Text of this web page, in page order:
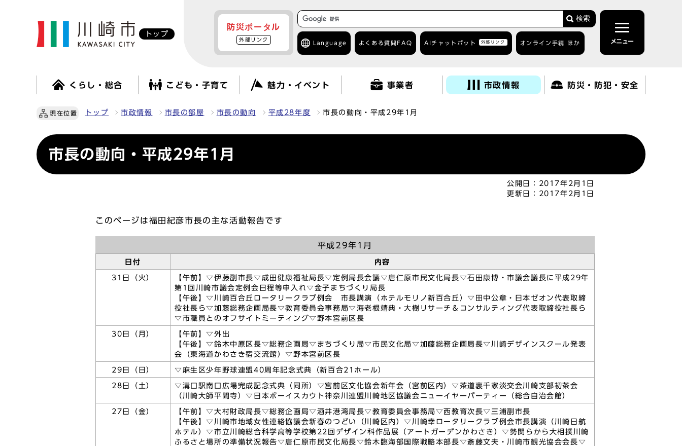
トップ
防災ポータル
外部リンク
検索
Language よくある質問 FAQ AIチャットボット 外部リンク オンライン手続 ほか メニュー
くらし・総合 こども・子育て 魅力・イベント 事業者 市政情報 防災・防犯・安全
現在位置 トップ 市政情報 市長の部屋 市長の動向 平成28年度 市長の動向・平成29年1月
市長の動向・平成29年1月
公開日：
2017年2月1日
更新日：
2017年2月1日
このページは福田紀彦市長の主な活動報告です
平成29年1月
日付 内容
31日（火）
【午前】▽伊藤副市長▽成田健康福祉局長▽定例局長会議▽唐仁原市民文化局長▽石田康博・市議会議長に平成29年
第1回川崎市議会定例会日程等申入れ▽金子まちづくり局長
【午後】▽川崎百合丘ロータリークラブ例会 市長講演（ホテルモリノ新百合丘）▽田中公章・日本ゼオン代表取締
役社長ら▽加藤総務企画局長▽教育委員会事務局▽海老根靖典・大樹リサーチ＆コンサルティング代表取締役社長ら
▽市職員とのオフサイトミーティング▽野本宮前区長
30日（月）
【午前】▽外出
【午後】▽鈴木中原区長▽総務企画局▽まちづくり局▽市民文化局▽加藤総務企画局長▽川崎デザインスクール発表
会（東海道かわさき宿交流館）▽野本宮前区長
29日（日） ▽麻生区少年野球連盟40周年記念式典（新百合21ホール）
28日（土）
▽溝口駅南口広場完成記念式典（同所）▽宮前区文化協会新年会（宮前区内）▽茶道裏千家淡交会川崎支部初茶会
（川崎大師平間寺）▽日本ボーイスカウト神奈川連盟川崎地区協議会ニューイヤーパーティー（総合自治会館）
27日（金）
【午前】▽大村財政局長▽総務企画局▽酒井港湾局長▽教育委員会事務局▽西教育次長▽三浦副市長
【午後】▽川崎市地域女性連絡協議会新春のつどい（川崎区内）▽川崎幸ロータリークラブ例会市長講演（川崎日航
ホテル）▽市立川崎総合科学高等学校第22回デザイン科作品展（アートガーデンかわさき）▽勢関らから大相撲川崎
ふるさと場所の準備状況報告▽唐仁原市民文化局長▽鈴木臨海部国際戦略本部長▽斎藤文夫・川崎市観光協会会長▽